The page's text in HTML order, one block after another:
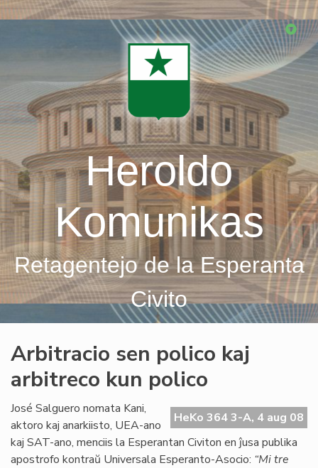
Skip
Heroldo
Komunikas
Retagentejo de la Esperanta
Civito
Arbitracio sen polico kaj
arbitreco kun polico
HeKo 364 3-A, 4 aug 08
José Salguero nomata Kani,
aktoro kaj anarkiisto, UEA-ano
kaj SAT-ano, menciis la Esperantan Civiton en ĵusa publika
apostrofo kontraŭ Universala Esperanto-Asocio: “Mi tre